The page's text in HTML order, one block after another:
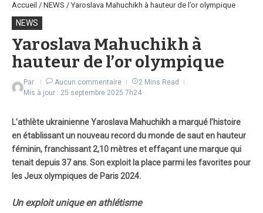
Accueil / NEWS /Yaroslava Mahuchikh à hauteur de l’or olympique
NEWS
Yaroslava Mahuchikh à
hauteur de l’or olympique
Par Aucun commentaire
2 Mins Read
Mis à jour : 25 septembre 2025 7h24
L’athlète ukrainienne Yaroslava Mahuchikh a marqué l’histoire
en établissant un nouveau record du monde de saut en hauteur
féminin, franchissant 2,10 mètres et effaçant une marque qui
tenait depuis 37 ans. Son exploit la place parmi les favorites pour
les Jeux olympiques de Paris 2024.
Un exploit unique en athlétisme